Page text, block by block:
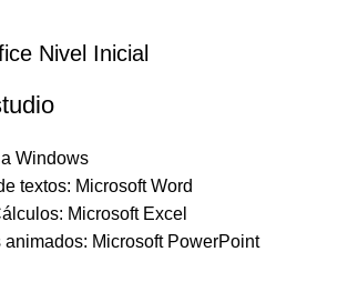
Nivel Inicial
Windows
textos: Microsoft Word
Microsoft Excel
animados: Microsoft PowerPoint